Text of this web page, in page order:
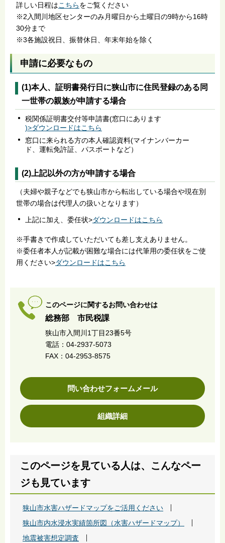
詳しい日程はこちらをご覧ください
※2入間川地区センターのみ月曜日から土曜日の9時から16時
30分まで
※3各施設祝日、振替休日、年末年始を除く
申請に必要なもの
(1)本人、証明書発行日に狭山市に住民登録のある同
一世帯の親族が申請する場合
税関係証明書交付等申請書(窓口にあります
)>ダウンロードはこちら
窓口に来られる方の本人確認資料(マイナンバーカー
ド、運転免許証、パスポートなど）
(2)上記以外の方が申請する場合
（夫婦や親子などでも狭山市から転出している場合や現在別
世帯の場合は代理人の扱いとなります）
上記に加え、委任状>ダウンロードはこちら
※手書きで作成していただいても差し支えありません。
※委任者本人が記載が困難な場合には代筆用の委任状をご使
用ください>ダウンロードはこちら
このページに関するお問い合わせは
総務部 市民税課
狭山市入間川1丁目23番5号
電話：04-2937-5073
FAX：04-2953-8575
問い合わせフォームメール
組織詳細
このページを見ている人は、こんなペー
ジも見ています
狭山市水害ハザードマップをご活用ください
狭山市内水浸水実績箇所図（水害ハザードマップ）
地震被害想定調査